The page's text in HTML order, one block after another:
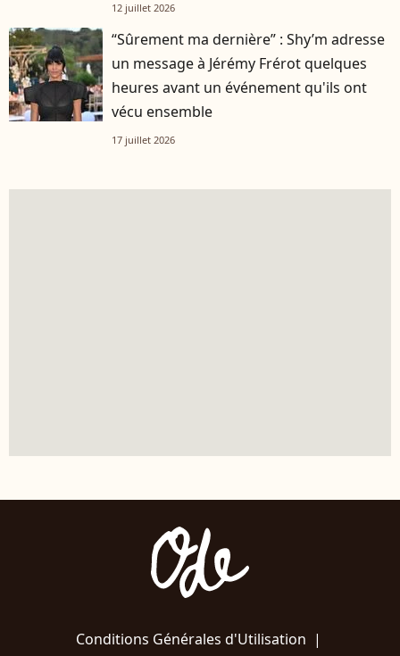
12 juillet 2026
“Sûrement ma dernière” : Shy’m adresse
un message à Jérémy Frérot quelques
heures avant un événement qu'ils ont
vécu ensemble
17 juillet 2026
Conditions Générales d'Utilisation |